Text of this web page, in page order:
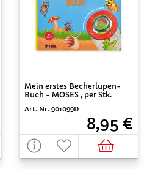
Mein erstes Becherlupen-
Buch - MOSES , per Stk.
Art. Nr. 901099D
8,95 €